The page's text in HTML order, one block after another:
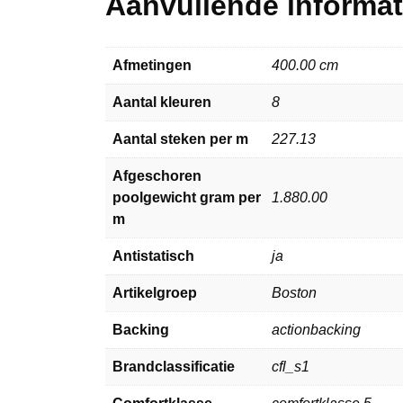
Afmetingen 400.00 cm
Aantal kleuren 8
Aantal steken per m 227.13
Afgeschoren
poolgewicht gram per
m
1.880.00
Antistatisch ja
Artikelgroep Boston
Backing actionbacking
Brandclassificatie cfl_s1